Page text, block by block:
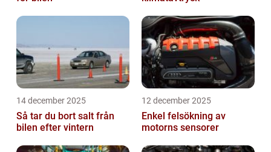
14 december 2025
Så tar du bort salt från
bilen efter vintern
12 december 2025
Enkel felsökning av
motorns sensorer